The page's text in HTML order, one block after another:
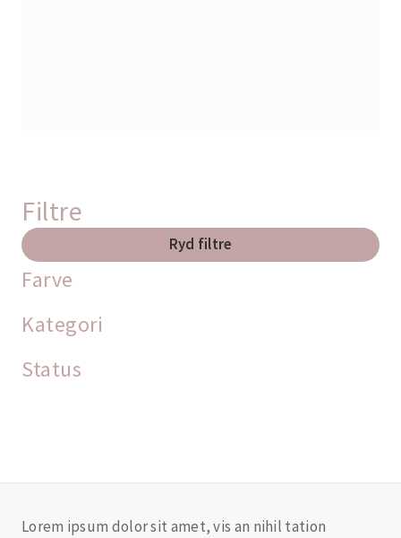
Filtre
Ryd filtre
Farve
Kategori
Status
Lorem ipsum dolor sit amet, vis an nihil tation